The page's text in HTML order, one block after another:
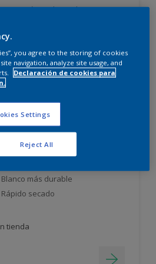
Protección prolongada
tienda
Blanco más durable
Rápido secado
tienda
you agree to the storing of cookies
navigation, analyze site usage, and
Declaración de cookies para
Settings
Reject All